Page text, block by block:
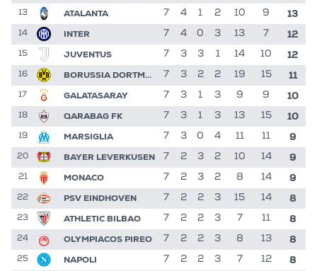
13 ATALANTA 7 4 1 2 10 9 13
14 INTER 7 4 0 3 13 7 12
15 JUVENTUS 7 3 3 1 14 10 12
16 BORUSSIA DORTMUND 7 3 2 2 19 15 11
17 GALATASARAY 7 3 1 3 9 9 10
18 QARABAG FK 7 3 1 3 13 15 10
19 MARSIGLIA 7 3 0 4 11 11 9
20 BAYER LEVERKUSEN 7 2 3 2 10 14 9
21 MONACO 7 2 3 2 8 14 9
22 PSV EINDHOVEN 7 2 2 3 15 14 8
23 ATHLETIC BILBAO 7 2 2 3 7 11 8
24 OLYMPIACOS PIREO 7 2 2 3 8 13 8
25 NAPOLI 7 2 2 3 7 12 8